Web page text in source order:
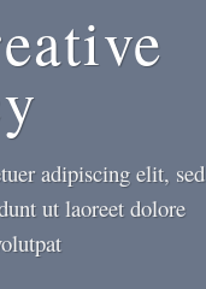
adipiscing elit, sed
ut laoreet dolore